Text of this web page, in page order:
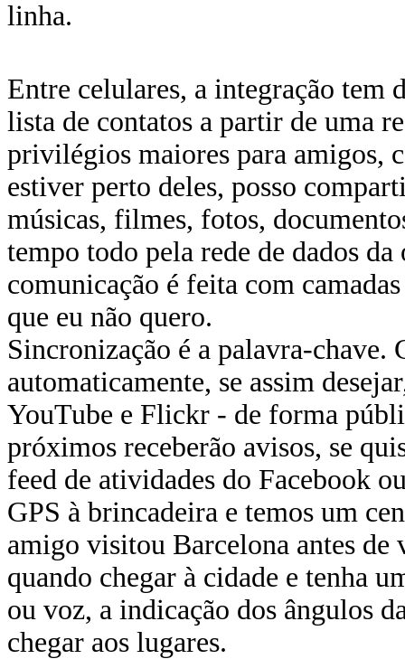
linha.
Entre celulares, a integração tem
lista de contatos a partir de uma
privilégios maiores para amigos,
estiver perto deles, posso
músicas, filmes, fotos,
tempo todo pela rede de dados
comunicação é feita com
que eu não quero.
Sincronização é a palavra-
automaticamente, se assim
YouTube e Flickr - de forma
próximos receberão avisos, se
feed de atividades do Facebook
GPS à brincadeira e temos um
amigo visitou Barcelona antes
quando chegar à cidade e tenha
ou voz, a indicação dos ângulos
chegar aos lugares.